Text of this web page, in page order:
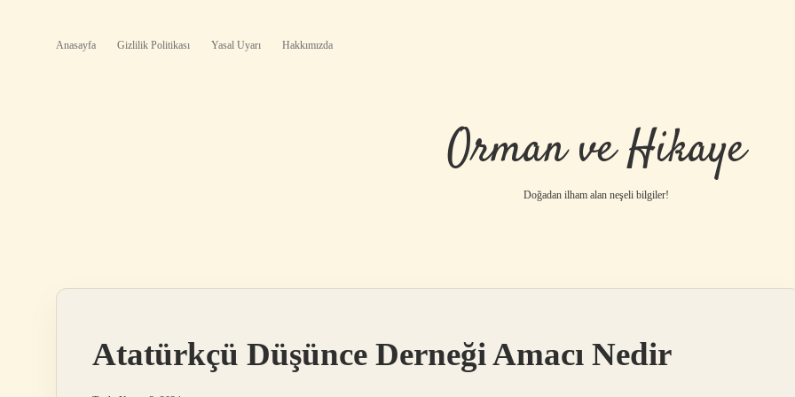
Anasayfa Gizlilik Politikası Yasal Uyarı Hakkımızda
Orman ve Hikaye
Doğadan ilham alan neşeli bilgiler!
Atatürkçü Düşünce Derneği Amacı Nedir